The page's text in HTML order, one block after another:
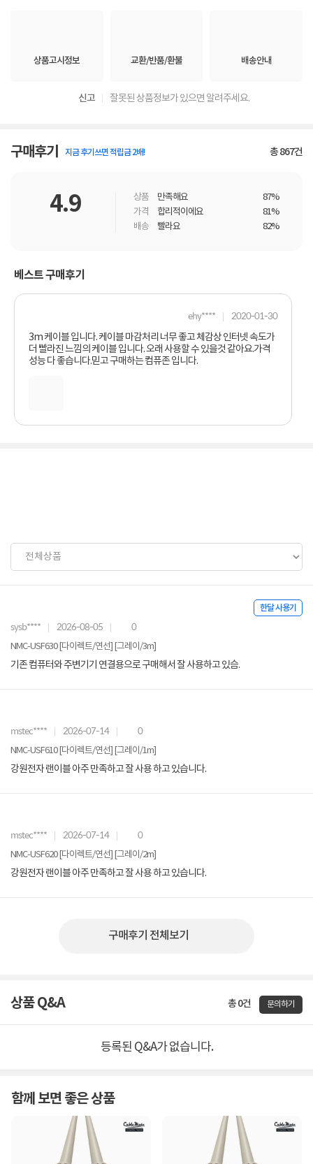
상품고시정보 교환/반품/환불 배송안내
신고 잘못된 상품정보가 있으면 알려주세요.
구매후기 지금 후기쓰면 적립금 2배! 총867건
4.9 상품 만족해요
87%
가격
합리적이에요
81%
배송
빨라요 82%
베스트 구매후기
ehy**** 2020-01-30
3m 케이블 입니다. 케이블 마감처리 너무 좋고 체감상 인터넷 속도가
더 빨라진 느낌의 케이블 입니다. 오래 사용할 수 있을것 같아요.가격
성능 다 좋습니다.믿고 구매하는 컴퓨존 입니다.
한달 사용기
sysb**** 2026-08-05 0
NMC-USF630 [다이렉트/연선] [그레이/3m]
기존 컴퓨터와 주변기기 연결용으로 구매해서 잘 사용하고 있슴.
mstec**** 2026-07-14 0
NMC-USF610 [다이렉트/연선] [그레이/1m]
강원전자 랜이블 아주 만족하고 잘 사용 하고 있습니다.
mstec**** 2026-07-14 0
NMC-USF620 [다이렉트/연선] [그레이/2m]
강원전자 랜이블 아주 만족하고 잘 사용 하고 있습니다.
구매후기 전체보기
상품 Q&A 총 0건 문의하기
등록된 Q&A가 없습니다.
함께 보면 좋은 상품